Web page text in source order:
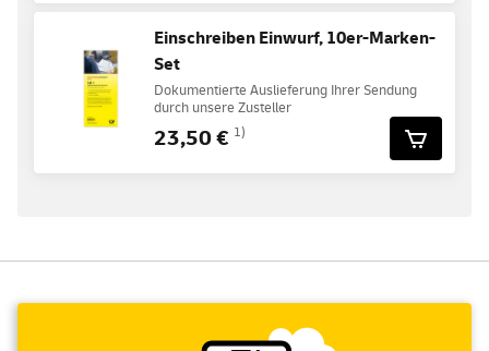
Einschreiben Einwurf, 10er-Marken-
Set
Dokumentierte Auslieferung Ihrer Sendung
durch unsere Zusteller
23,50 € 1)